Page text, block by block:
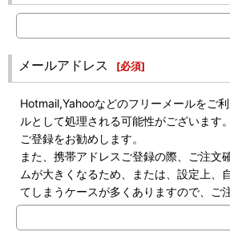
メールアドレス [必須]
Hotmail,Yahooなどのフリーメールをご
ルとして処理される可能性がございます
ご登録をお勧めします。
また、携帯アドレスご登録の際、ご注文
ムが大きくなるため、または、設定上、
てしまうケースが多くありますので、ご